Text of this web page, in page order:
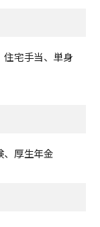
宅手当、単身
、厚生年金